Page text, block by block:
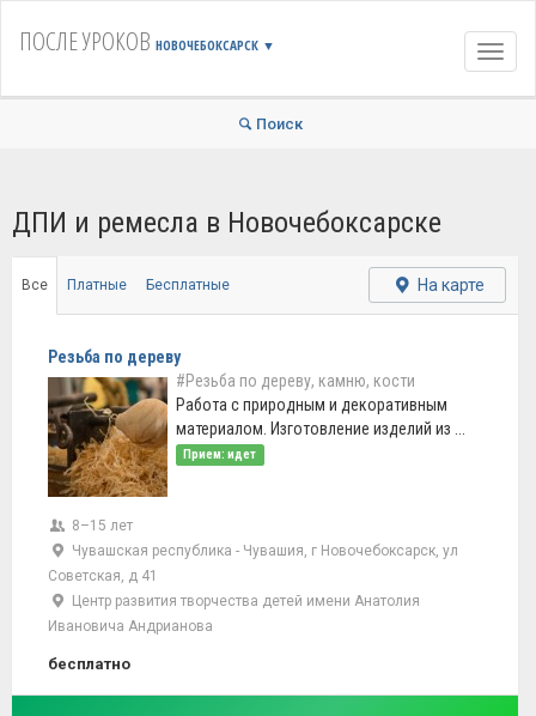
ПОСЛЕ УРОКОВ НОВОЧЕБОКСАРСК ▼
Поиск
ДПИ и ремесла в Новочебоксарске
Все Платные Бесплатные На карте
Резьба по дереву
#Резьба по дереву, камню, кости
Работа с природным и декоративным
материалом. Изготовление изделий из ...
Прием: идет
8–15 лет
Чувашская республика - Чувашия, г Новочебоксарск, ул
Советская, д 41
Центр развития творчества детей имени Анатолия
Ивановича Андрианова
бесплатно